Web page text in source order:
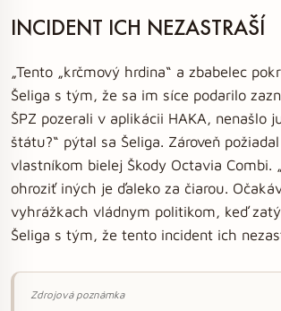
INCIDENT ICH NEZASTRAŠÍ
„Tento „krčmový hrdina“ a zbabelec
Šeliga s tým, že sa im síce podarilo
ŠPZ pozerali v aplikácii HAKA, nenašlo
štátu?“ pýtal sa Šeliga. Zároveň
vlastníkom bielej Škody Octavia
ohroziť iných je ďaleko za čiarou.
vyhrážkach vládnym politikom, keď
Šeliga s tým, že tento incident ich
Zdrojová poznámka